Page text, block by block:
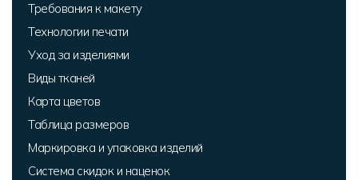
Требования к макету
Технологии печати
Уход за изделиями
Виды тканей
Карта цветов
Таблица размеров
Маркировка и упаковка изделий
Система скидок и наценок